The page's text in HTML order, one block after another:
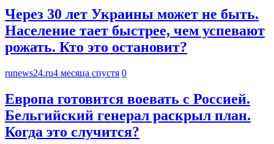
Через 30 лет Украины может не быть.
Население тает быстрее, чем успевают
рожать. Кто это остановит?
runews24.ru4 месяца спустя 0
Европа готовится воевать с Россией.
Бельгийский генерал раскрыл план.
Когда это случится?